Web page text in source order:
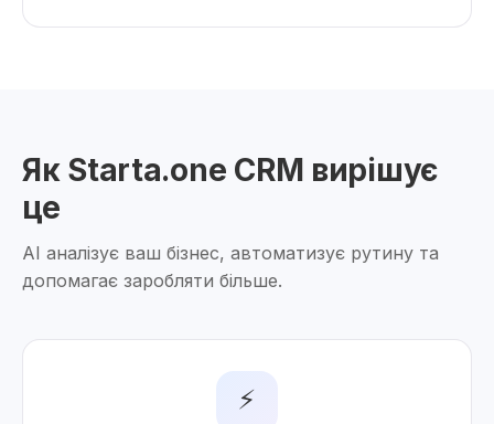
Як Starta.one CRM вирішує
це
AI аналізує ваш бізнес, автоматизує рутину та
допомагає заробляти більше.
⚡